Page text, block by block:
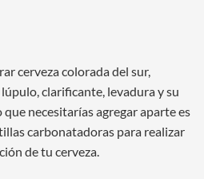
cerveza colorada del sur,
clarificante, levadura y su
necesitarías agregar aparte es
carbonatadoras para realizar
de tu cerveza.